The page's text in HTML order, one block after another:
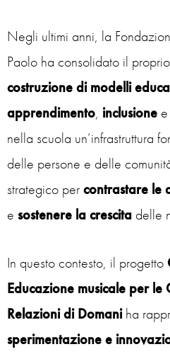
Negli ultimi anni, la
Paolo ha consolidato il
costruzione di modelli
apprendimento, inclusione e
nella scuola un’infrastruttura
delle persone e delle
strategico percontrastare le
e sostenere la crescita delle
In questo contesto, il progetto
Educazione musicale per le
Relazioni di Domaniha
sperimentazione e